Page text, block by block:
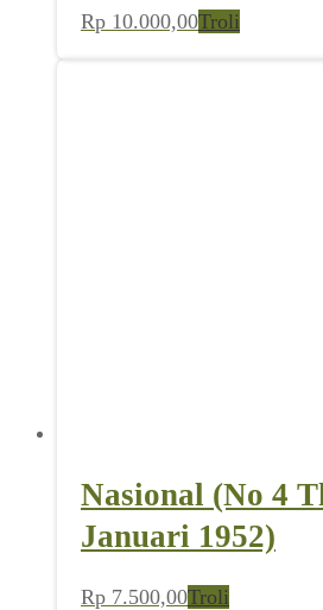
Rp 10.000,00Troli
Nasional (No 4
Januari 1952)
Rp 7.500,00Troli